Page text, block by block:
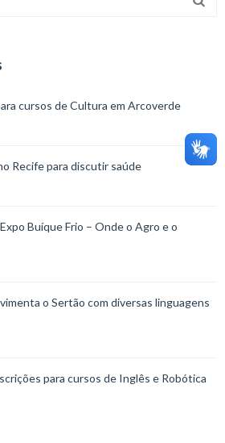
cursos de Cultura em Arcoverde
Recife para discutir saúde
Buíque Frio – Onde o Agro e o
o Sertão com diversas linguagens
para cursos de Inglês e Robótica